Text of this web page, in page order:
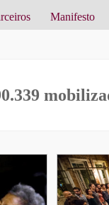
Manifesto